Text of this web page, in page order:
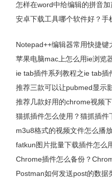
怎样在word中给编辑的拼音加
安卓下载工具哪个软件好？手
Notepad++编辑器常用快捷键
苹果电脑mac上怎么用ie浏览
ie tab插件系列教程之ie tab插
推荐三款可以让pubmed显示
推荐几款好用的chrome视频
猫抓插件怎么使用？猫抓插件
m3u8格式的视频文件怎么播
fatkun图片批量下载插件怎么
Chrome插件怎么备份？
Postman如何发送post的数据